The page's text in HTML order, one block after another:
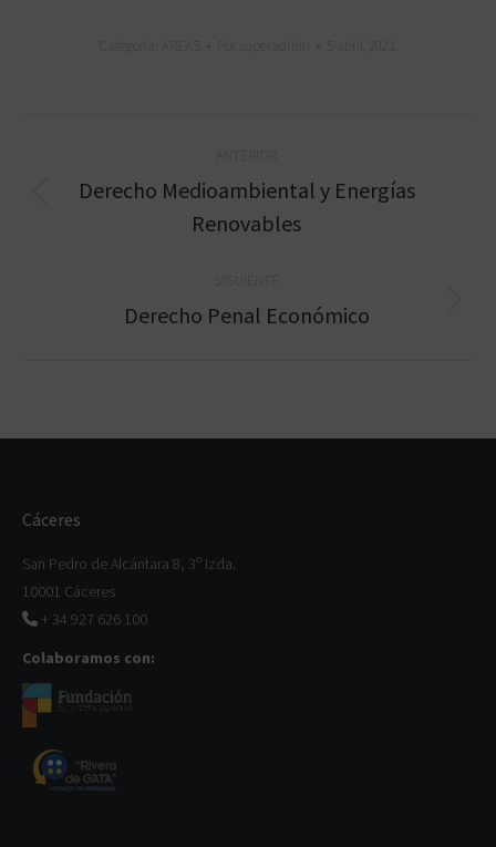
entre
Proyecto
anterior
Derecho Medioambiental y Energías
Renovables
Proyecto
Derecho Penal Económico
Cáceres
San Pedro de Alcántara 8, 3º Izda.
10001 Cáceres
+ 34 927 626 100
Colaboramos con: